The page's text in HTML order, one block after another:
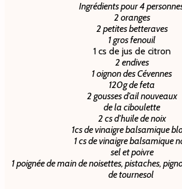
Ingrédients pour 4
2 oranges
2 petites betteraves
1 gros fenouil
1 cs de jus de citron
2 endives
1 oignon des Cévennes
120g de feta
2 gousses d’ail nouveaux
de la ciboulette
2 cs d’huile de noix
1cs de vinaigre balsamique
1 cs de vinaigre balsamique
sel et poivre
1 poignée de main de noisettes, pistaches,
de tournesol